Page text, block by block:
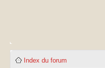
Index du forum